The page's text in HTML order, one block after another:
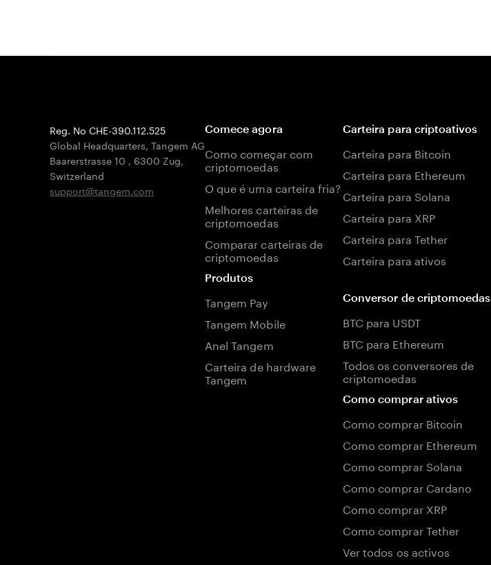
Reg. No CHE-390.112.525
Global Headquarters, Tangem AG
Baarerstrasse 10 , 6300 Zug,
Switzerland
support@tangem.com
Comece agora
Como começar com
criptomoedas
O que é uma carteira fria?
Melhores carteiras de
criptomoedas
Comparar carteiras de
criptomoedas
Produtos
Tangem Pay
Tangem Mobile
Anel Tangem
Carteira de hardware
Tangem
Carteira para criptoativos
Carteira para Bitcoin
Carteira para Ethereum
Carteira para Solana
Carteira para XRP
Carteira para Tether
Carteira para ativos
Conversor de criptomoedas
BTC para USDT
BTC para Ethereum
Todos os conversores de
criptomoedas
Como comprar ativos
Como comprar Bitcoin
Como comprar Ethereum
Como comprar Solana
Como comprar Cardano
Como comprar XRP
Como comprar Tether
Ver todos os activos